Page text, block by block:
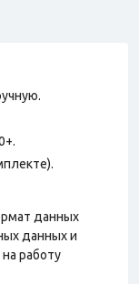
данных
данных и
работу